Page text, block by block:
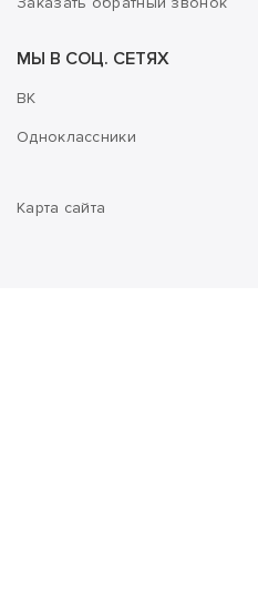
МЫ В СОЦ. СЕТЯХ
ВК
Одноклассники
Карта сайта